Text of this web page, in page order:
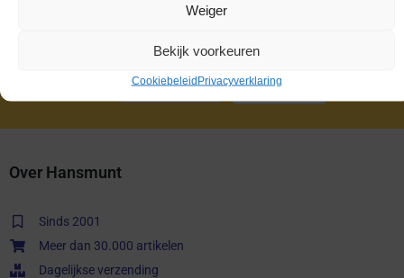
Weiger
Bekijk voorkeuren
CookiebeleidPrivacyverklaring
Schrijf je in voor de nieuwsbrief
Over Hansmunt
Sinds 2001
Meer dan 30.000 artikelen
Dagelijkse verzending